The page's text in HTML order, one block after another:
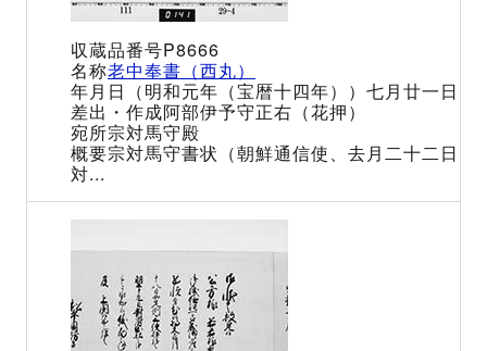
P8666
老中奉書（西丸）
（明和元年（宝暦十四年））七月廿一日
阿部伊予守正右（花押）
宗対馬守殿
宗対馬守書状（朝鮮通信使、去月二十二日
対...